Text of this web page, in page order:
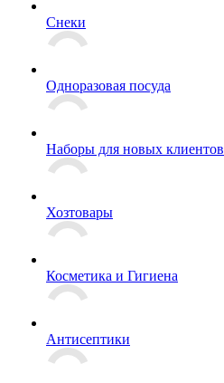
Снеки
Одноразовая посуда
Наборы для новых клиентов
Хозтовары
Косметика и Гигиена
Антисептики